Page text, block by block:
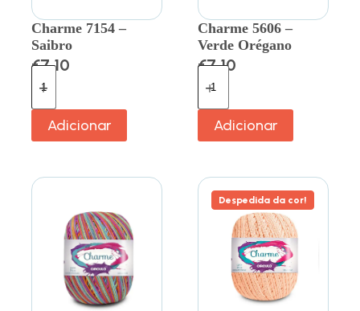
Charme 7154 –
Saibro
€7.10
Adicionar
Charme 5606 –
Verde Orégano
€7.10
Adicionar
Despedida da cor!